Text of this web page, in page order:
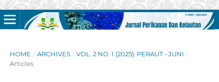
HOME / ARCHIVES / VOL. 2 NO. 1 (2025): PERAUT - JUNI /
Articles